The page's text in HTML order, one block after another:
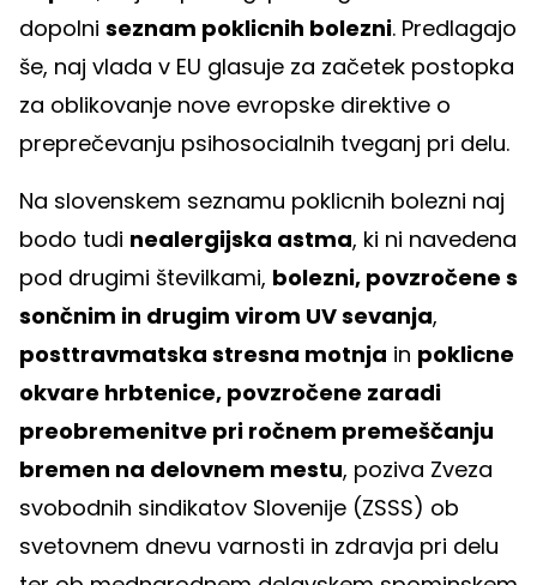
dopolni seznam poklicnih bolezni. Predlagajo
še, naj vlada v EU glasuje za začetek postopka
za oblikovanje nove evropske direktive o
preprečevanju psihosocialnih tveganj pri delu.
Na slovenskem seznamu poklicnih bolezni naj
bodo tudi nealergijska astma, ki ni navedena
pod drugimi številkami, bolezni, povzročene s
sončnim in drugim virom UV sevanja,
posttravmatska stresna motnja in poklicne
okvare hrbtenice, povzročene zaradi
preobremenitve pri ročnem premeščanju
bremen na delovnem mestu, poziva Zveza
svobodnih sindikatov Slovenije (ZSSS) ob
svetovnem dnevu varnosti in zdravja pri delu